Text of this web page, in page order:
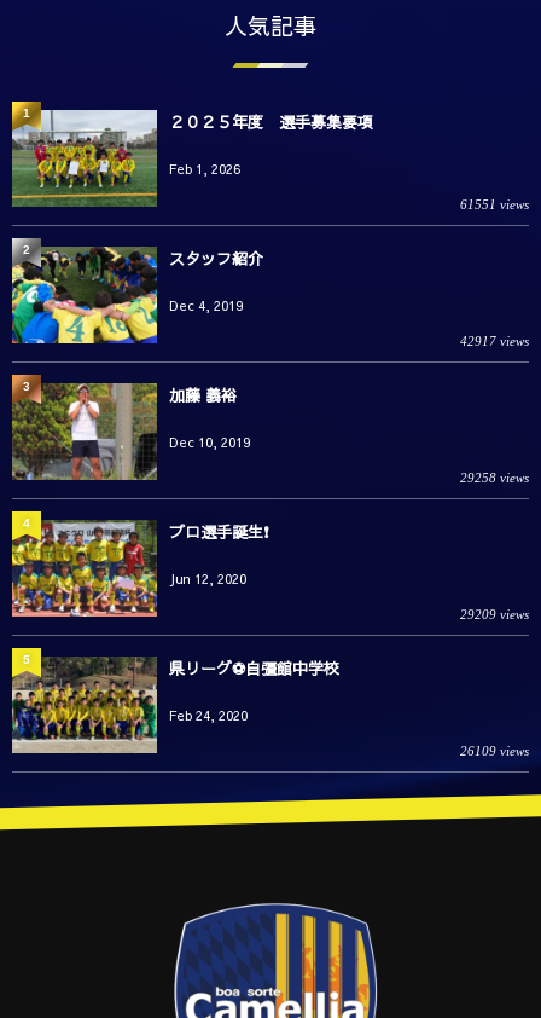
人気記事
２０２５年度 選手募集要項
Feb 1, 2026
61551 views
1
スタッフ紹介
Dec 4, 2019
42917 views
2
加藤 義裕
Dec 10, 2019
29258 views
3
プロ選手誕生❗️
Jun 12, 2020
29209 views
4
県リーグ⚽️自彊館中学校
Feb 24, 2020
26109 views
5